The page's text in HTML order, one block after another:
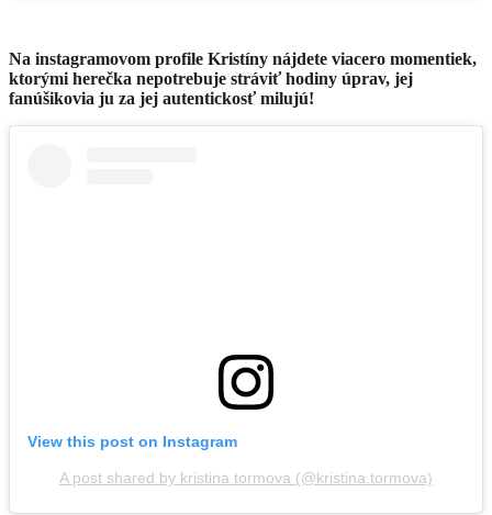
Na instagramovom profile Kristíny nájdete viacero momentiek,
ktorými herečka nepotrebuje stráviť hodiny úprav, jej
fanúšikovia ju za jej autentickosť milujú!
View this post on Instagram
A post shared by kristina tormova (@kristina.tormova)